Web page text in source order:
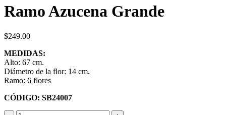
Ramo Azucena Grande
$249.00
MEDIDAS:
Alto: 67 cm.
Diámetro de la flor: 14 cm.
Ramo: 6 flores
CÓDIGO: SB24007